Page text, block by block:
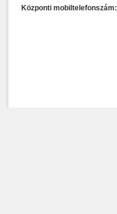
Központi mobiltelefonszám: